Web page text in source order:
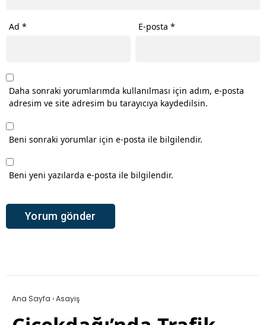
Ad * E-posta*
Daha sonraki yorumlarımda kullanılması için adım, e-posta
adresim ve site adresim bu tarayıcıya kaydedilsin.
Beni sonraki yorumlar için e-posta ile bilgilendir.
Beni yeni yazılarda e-posta ile bilgilendir.
Ana Sayfa ›Asayiş